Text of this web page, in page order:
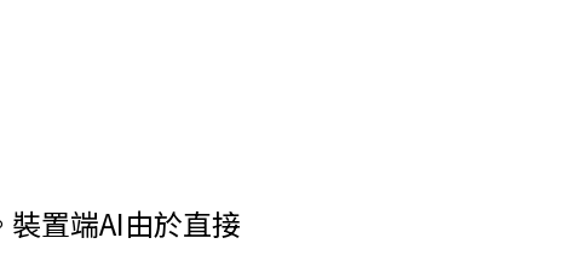
置端AI由於直接